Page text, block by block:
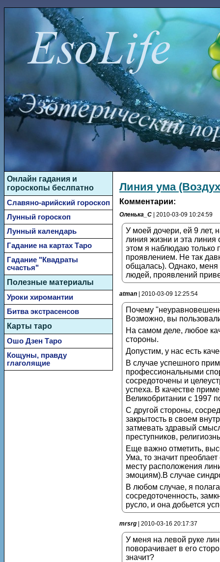
Линия ума
Комментарии:
Оленька_С | 2010-03-09 10:24:59
У моей дочери, ей 9 лет,
линия жизни и эта линия
этом я наблюдаю только
проявлением. Не так
общалась). Однако, меня
людей, проявлений
atman | 2010-03-09 12:25:54
Почему
Возможно, вы
На самом деле, любое
стороны.
Допустим, у нас есть
В случае успешного
профессиональными
сосредоточены и
успеха. В качестве
Великобритании с 1997
С другой стороны,
закрытость в своем
затмевать здравый
преступников,
Еще важно отметить,
Ума, то значит
месту расположения
эмоциям).В случае
В любом случае, я
сосредоточенность,
русло, и она добьется
mrsrg | 2010-03-16 20:17:37
У меня на левой руке
поворачивает в его
значит?
Онлайн гадания и
гороскопы беслпатно
Славяно-арийский гороскоп
Лунный гороскоп
Лунный календарь
Гадание на картах Таро
Гадание "Квадраты
счастья"
Полезные материалы
Уроки хиромантии
Битва экстрасенсов
Карты таро
Ошо Дзен Таро
Кощуны, правду
глаголящие